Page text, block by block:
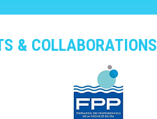
& COLLABORATIONS